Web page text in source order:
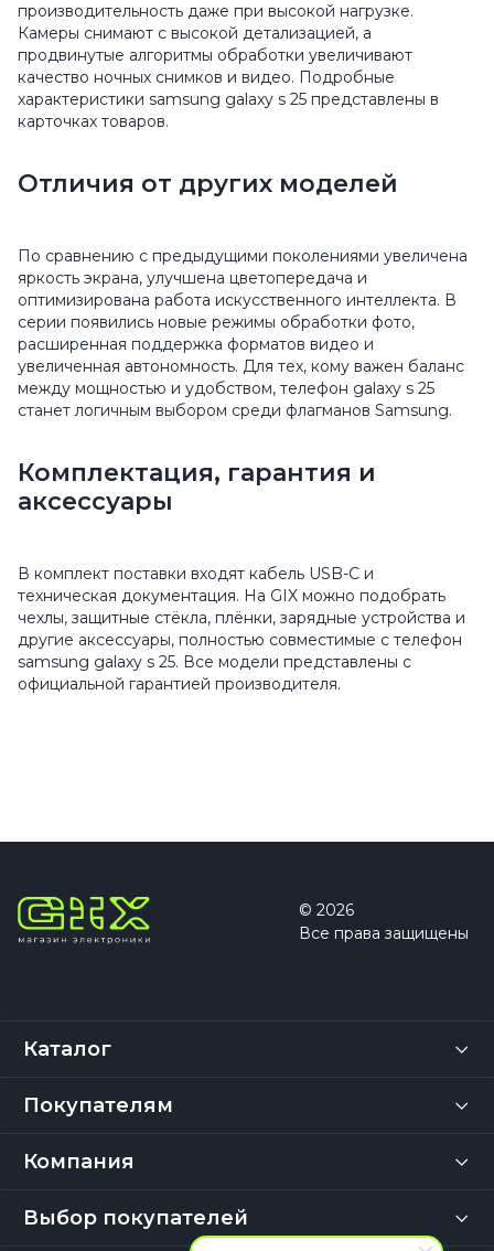
производительность даже при высокой нагрузке.
Камеры снимают с высокой детализацией, а
продвинутые алгоритмы обработки увеличивают
качество ночных снимков и видео. Подробные
характеристики samsung galaxy s 25 представлены в
карточках товаров.
Отличия от других моделей
По сравнению с предыдущими поколениями увеличена
яркость экрана, улучшена цветопередача и
оптимизирована работа искусственного интеллекта. В
серии появились новые режимы обработки фото,
расширенная поддержка форматов видео и
увеличенная автономность. Для тех, кому важен баланс
между мощностью и удобством, телефон galaxy s 25
станет логичным выбором среди флагманов Samsung.
Комплектация, гарантия и
аксессуары
В комплект поставки входят кабель USB-C и
техническая документация. На GIX можно подобрать
чехлы, защитные стёкла, плёнки, зарядные устройства и
другие аксессуары, полностью совместимые с телефон
samsung galaxy s 25. Все модели представлены с
официальной гарантией производителя.
© 2026
Все права защищены
Каталог
Покупателям
Компания
Выбор покупателей